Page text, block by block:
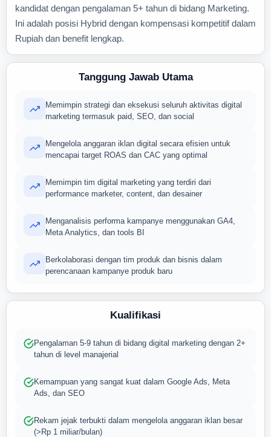
kandidat dengan pengalaman 5+ tahun di bidang Marketing.
Ini adalah posisi Hybrid dengan kompensasi kompetitif dalam
Rupiah dan benefit lengkap.
Tanggung Jawab Utama
Memimpin strategi dan eksekusi seluruh aktivitas digital
marketing termasuk paid, SEO, dan social
Mengelola anggaran iklan digital secara efisien untuk
mencapai target ROAS dan CAC yang optimal
Memimpin tim digital marketing yang terdiri dari
performance marketer, content, dan desainer
Menganalisis performa kampanye menggunakan GA4,
Meta Analytics, dan tools BI
Berkolaborasi dengan tim produk dan bisnis dalam
perencanaan kampanye produk baru
Kualifikasi
Pengalaman 5-9 tahun di bidang digital marketing dengan 2+
tahun di level manajerial
Kemampuan yang sangat kuat dalam Google Ads, Meta
Ads, dan SEO
Rekam jejak terbukti dalam mengelola anggaran iklan besar
(>Rp 1 miliar/bulan)